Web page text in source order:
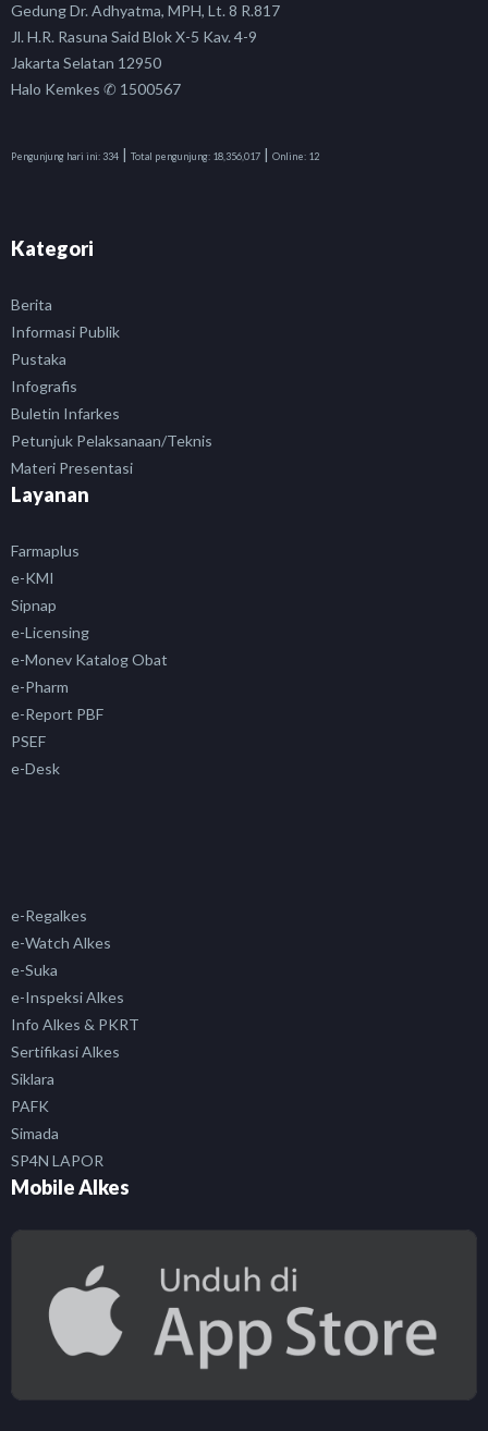
Gedung Dr. Adhyatma, MPH, Lt. 8 R.817
Jl. H.R. Rasuna Said Blok X-5 Kav. 4-9
Jakarta Selatan 12950
Halo Kemkes ✆ 1500567
Pengunjung hari ini: 334 | Total pengunjung: 18,356,017 | Online: 12
Kategori
Berita
Informasi Publik
Pustaka
Infografis
Buletin Infarkes
Petunjuk Pelaksanaan/Teknis
Materi Presentasi
Layanan
Farmaplus
e-KMI
Sipnap
e-Licensing
e-Monev Katalog Obat
e-Pharm
e-Report PBF
PSEF
e-Desk
e-Regalkes
e-Watch Alkes
e-Suka
e-Inspeksi Alkes
Info Alkes & PKRT
Sertifikasi Alkes
Siklara
PAFK
Simada
SP4N LAPOR
Mobile Alkes